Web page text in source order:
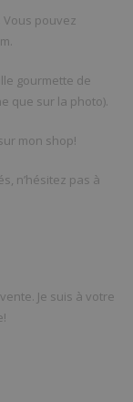
Vous pouvez
gourmette de
que sur la photo).
mon shop!
n’hésitez pas à
Je suis à votre